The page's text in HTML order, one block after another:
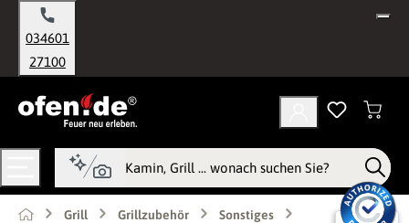
springen
034601
27100
Grill Grillzubehör
Sonstiges